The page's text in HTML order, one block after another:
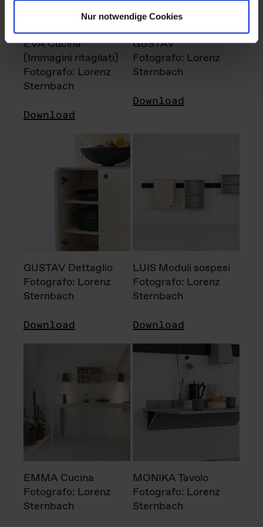
Nur notwendige Cookies
EVA Cucina
(Immagini ritagliati)
Fotografo: Lorenz
Sternbach
Download
GUSTAV
Fotografo: Lorenz
Sternbach
Download
GUSTAV Dettaglio
Fotografo: Lorenz
Sternbach
Download
LUIS Moduli sospesi
Fotografo: Lorenz
Sternbach
Download
EMMA Cucina
Fotografo: Lorenz
Sternbach
MONIKA Tavolo
Fotografo: Lorenz
Sternbach